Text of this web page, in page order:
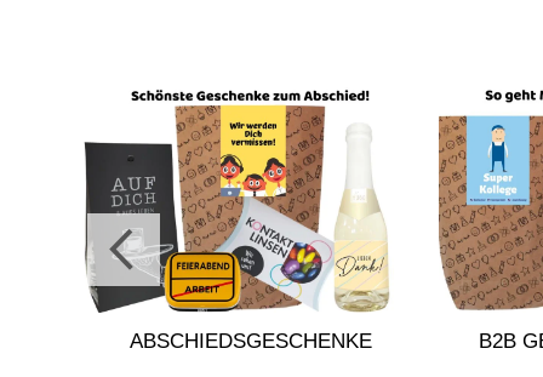
ABSCHIEDSGESCHENKE B2B